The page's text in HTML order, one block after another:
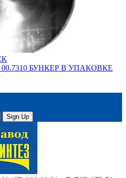
БУНКЕР В УПАКОВКЕ
Sign Up